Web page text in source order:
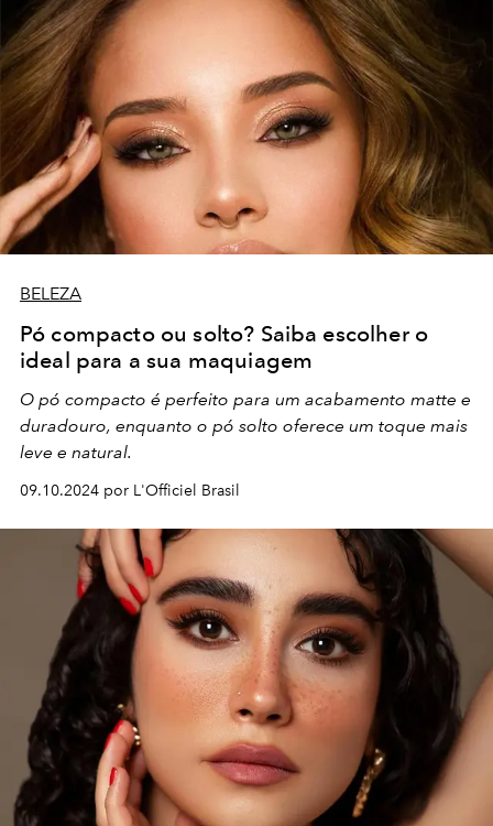
BELEZA
Pó compacto ou solto? Saiba escolher o
ideal para a sua maquiagem
O pó compacto é perfeito para um acabamento matte e
duradouro, enquanto o pó solto oferece um toque mais
leve e natural.
09.10.2024 por L'Officiel Brasil